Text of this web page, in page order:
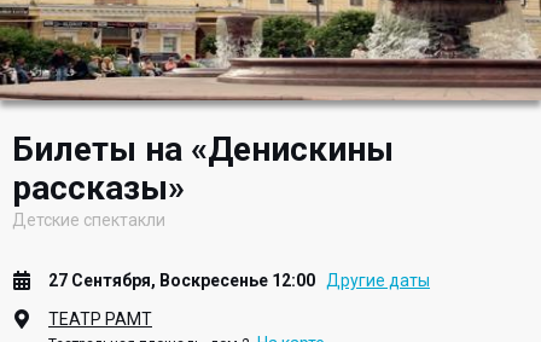
Билеты на «Денискины
рассказы»
Детские спектакли
27 Сентября, Воскресенье 12:00
Другие даты
ТЕАТР РАМТ